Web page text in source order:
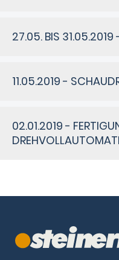
27.05. BIS 31.05.2019
11.05.2019 -
02.01.2019 -